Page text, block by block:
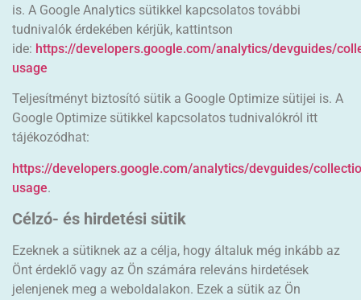
is. A Google Analytics sütikkel kapcsolatos további
tudnivalók érdekében kérjük, kattintson
ide: https://developers.google.com/analytics/devguides/
usage
Teljesítményt biztosító sütik a Google Optimize sütijei is. A
Google Optimize sütikkel kapcsolatos tudnivalókról itt
tájékozódhat:
https://developers.google.com/analytics/devguides/
usage.
Célzó- és hirdetési sütik
Ezeknek a sütiknek az a célja, hogy általuk még inkább az
Önt érdeklő vagy az Ön számára releváns hirdetések
jelenjenek meg a weboldalakon. Ezek a sütik az Ön